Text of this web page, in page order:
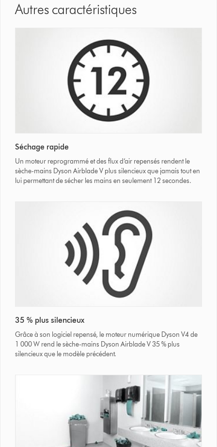
Autres caractéristiques
Séchage rapide
Un moteur reprogrammé et des flux d’air repensés rendent le
sèche-mains Dyson Airblade V plus silencieux que jamais tout en
lui permettant de sécher les mains en seulement 12 secondes.
35 % plus silencieux
Grâce à son logiciel repensé, le moteur numérique Dyson V4 de
1 000 W rend le sèche-mains Dyson Airblade V 35 % plus
silencieux que le modèle précédent.